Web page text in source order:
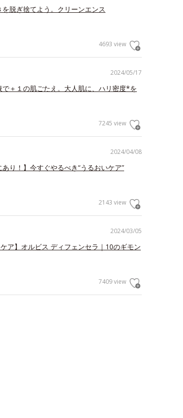
脱ぎ捨てよう。クリーンエンス
4693 view
2024/05/17
で＋１の肌ごたえ。大人肌に、ハリ密度*を
7245 view
2024/04/08
あり！】今すぐやるべき“うるおいケア”
2143 view
2024/03/05
ケア】オルビス ディフェンセラ｜10のギモン
7409 view